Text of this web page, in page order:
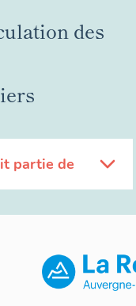
des
partie de